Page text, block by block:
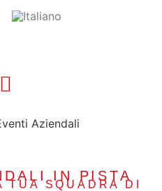
IN PISTA
SQUADRA DI